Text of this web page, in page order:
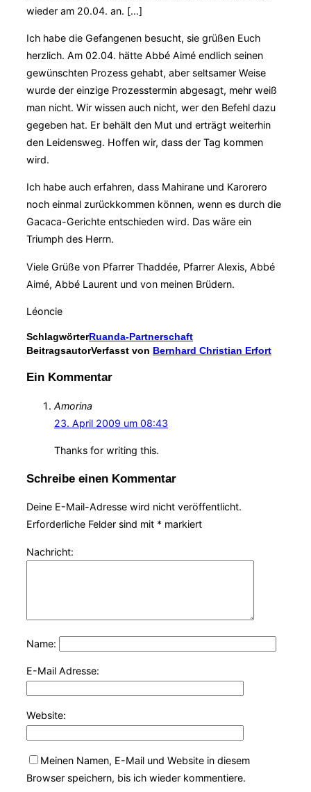
wieder am 20.04. an. […]
Ich habe die Gefangenen besucht, sie grüßen Euch
herzlich. Am 02.04. hätte Abbé Aimé endlich seinen
gewünschten Prozess gehabt, aber seltsamer Weise
wurde der einzige Prozesstermin abgesagt, mehr weiß
man nicht. Wir wissen auch nicht, wer den Befehl dazu
gegeben hat. Er behält den Mut und erträgt weiterhin
den Leidensweg. Hoffen wir, dass der Tag kommen
wird.
Ich habe auch erfahren, dass Mahirane und Karorero
noch einmal zurückkommen können, wenn es durch die
Gacaca-Gerichte entschieden wird. Das wäre ein
Triumph des Herrn.
Viele Grüße von Pfarrer Thaddée, Pfarrer Alexis, Abbé
Aimé, Abbé Laurent und von meinen Brüdern.
Léoncie
SchlagwörterRuanda-Partnerschaft
BeitragsautorVerfasst von Bernhard Christian Erfort
Ein Kommentar
Amorina
23. April 2009 um 08:43
Thanks for writing this.
Schreibe einen Kommentar
Deine E-Mail-Adresse wird nicht veröffentlicht.
Erforderliche Felder sind mit * markiert
Nachricht:
Name:
E-Mail Adresse:
Website:
Meinen Namen, E-Mail und Website in diesem
Browser speichern, bis ich wieder kommentiere.